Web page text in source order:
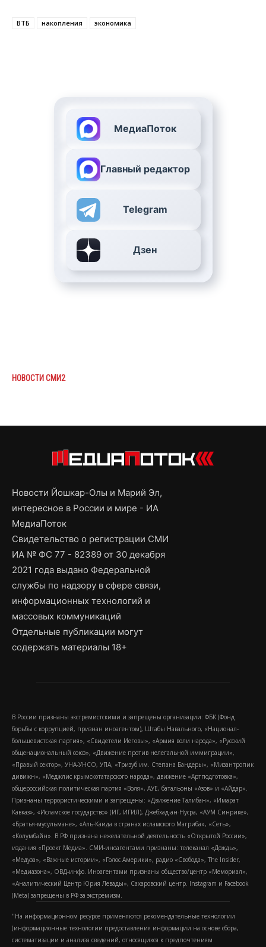
ВТБ накопления экономика
МедиаПоток
Главный редактор
Telegram
Дзен
НОВОСТИ СМИ2
Новости Йошкар-Олы и Марий Эл,
интересное в России и мире - ИА
МедиаПоток
Свидетельство о регистрации СМИ
ИА № ФС 77 - 82389 от 30 декабря
2021 года выдано Федеральной
службы по надзору в сфере связи,
информационных технологий и
массовых коммуникаций
Отдельные публикации могут
содержать материалы 18+
В России признаны экстремистскими и запрещены организации: ФБК (Фонд
борьбы с коррупцией, признан иноагентом), Штабы Навального, «Национал-
большевистская партия», «Свидетели Иеговы», «Армия воли народа», «Русский
общенациональный союз», «Движение против нелегальной иммиграции»,
«Правый сектор», УНА-УНСО, УПА, «Тризуб им. Степана Бандеры», «Мизантропик
дивижн», «Меджлис крымскотатарского народа», движение «Артподготовка»,
общероссийская политическая партия «Воля», АУЕ, батальоны «Азов» и «Айдар».
Признаны террористическими и запрещены: «Движение Талибан», «Имарат
Кавказ», «Исламское государство» (ИГ, ИГИЛ), Джебхад-ан-Нусра, «АУМ Синрике»,
«Братья-мусульмане», «Аль-Каида в странах исламского Магриба», «Сеть»,
«Колумбайн». В РФ признана нежелательной деятельность «Открытой России»,
издания «Проект Медиа». СМИ-иноагентами признаны: телеканал «Дождь»,
«Медуза», «Важные истории», «Голос Америки», радио «Свобода», The Insider,
«Медиазона», ОВД-инфо. Иноагентами признаны общество/центр «Мемориал»,
«Аналитический Центр Юрия Левады», Сахаровский центр. Instagram и Facebook
(Metа) запрещены в РФ за экстремизм.
"На информационном ресурсе применяются рекомендательные технологии
(информационные технологии предоставления информации на основе сбора,
систематизации и анализа сведений, относящихся к предпочтениям